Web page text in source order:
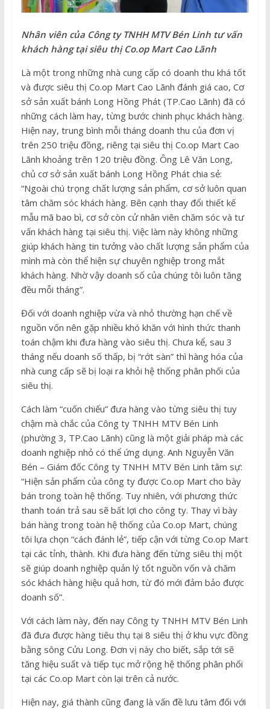
Nhân viên của Công ty TNHH MTV Bén Linh tư vấn
khách hàng tại siêu thị Co.op Mart Cao Lãnh
Là một trong những nhà cung cấp có doanh thu khá tốt
và được siêu thị Co.op Mart Cao Lãnh đánh giá cao, Cơ
sở sản xuất bánh Long Hồng Phát (TP.Cao Lãnh) đã có
những cách làm hay, từng bước chinh phục khách hàng.
Hiện nay, trung bình mỗi tháng doanh thu của đơn vị
trên 250 triệu đồng, riêng tại siêu thị Co.op Mart Cao
Lãnh khoảng trên 120 triệu đồng. Ông Lê Văn Long,
chủ cơ sở sản xuất bánh Long Hồng Phát chia sẻ:
“Ngoài chú trọng chất lượng sản phẩm, cơ sở luôn quan
tâm chăm sóc khách hàng. Bên cạnh thay đổi thiết kế
mẫu mã bao bì, cơ sở còn cử nhân viên chăm sóc và tư
vấn khách hàng tại siêu thị. Việc làm này không những
giúp khách hàng tin tưởng vào chất lượng sản phẩm của
mình mà còn thể hiện sự chuyên nghiệp trong mắt
khách hàng. Nhờ vậy doanh số của chúng tôi luôn tăng
đều mỗi tháng”.
Đối với doanh nghiệp vừa và nhỏ thường hạn chế về
nguồn vốn nên gặp nhiều khó khăn với hình thức thanh
toán chậm khi đưa hàng vào siêu thị. Chưa kể, sau 3
tháng nếu doanh số thấp, bị “rớt sàn” thì hàng hóa của
nhà cung cấp sẽ bị loại ra khỏi hệ thống phân phối của
siêu thị.
Cách làm “cuốn chiếu” đưa hàng vào từng siêu thị tuy
chậm mà chắc của Công ty TNHH MTV Bén Linh
(phường 3, TP.Cao Lãnh) cũng là một giải pháp mà các
doanh nghiệp nhỏ có thể ứng dụng. Anh Nguyễn Văn
Bén – Giám đốc Công ty TNHH MTV Bén Linh tâm sự:
“Hiện sản phẩm của công ty được Co.op Mart cho bày
bán trong toàn hệ thống. Tuy nhiên, với phương thức
thanh toán trả sau sẽ bất lợi cho công ty. Thay vì bày
bán hàng trong toàn hệ thống của Co.op Mart, chúng
tôi lựa chọn “cách đánh lẻ”, tiếp cận với từng Co.op Mart
tại các tỉnh, thành. Khi đưa hàng đến từng siêu thị một
sẽ giúp doanh nghiệp quản lý tốt nguồn vốn và chăm
sóc khách hàng hiệu quả hơn, từ đó mới đảm bảo được
doanh số”.
Với cách làm này, đến nay Công ty TNHH MTV Bén Linh
đã đưa được hàng tiêu thụ tại 8 siêu thị ở khu vực đồng
bằng sông Cửu Long. Đơn vị này cho biết, sắp tới sẽ
tăng hiệu suất và tiếp tục mở rộng hệ thống phân phối
tại các Co.op Mart còn lại trên cả nước.
Hiện nay, giá thành cũng đang là vấn đề lưu tâm đối với